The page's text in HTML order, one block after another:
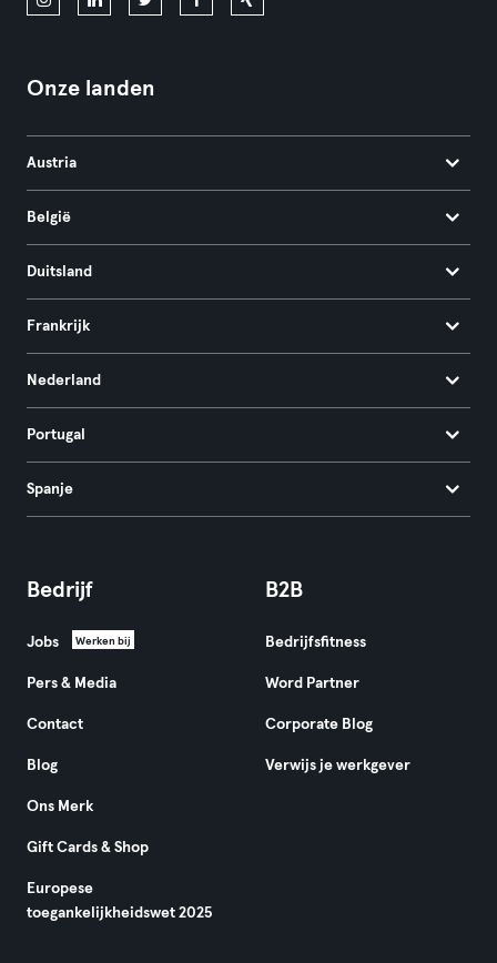
Onze landen
Austria
België
Duitsland
Frankrijk
Nederland
Portugal
Spanje
Bedrijf
Jobs Werken bij
Pers & Media
Contact
Blog
Ons Merk
Gift Cards & Shop
Europese
toegankelijkheidswet 2025
B2B
Bedrijfsfitness
Word Partner
Corporate Blog
Verwijs je werkgever